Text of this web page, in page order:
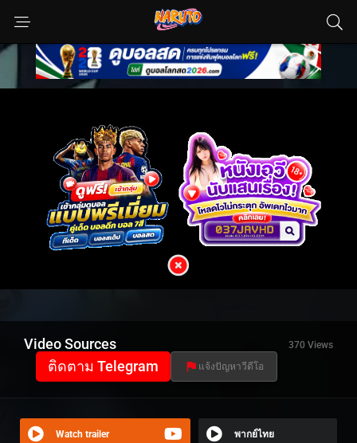
Video Sources 370 Views
ติดตาม Telegram แจ้งปัญหาวีดีโอ
Watch trailer พากย์ไทย